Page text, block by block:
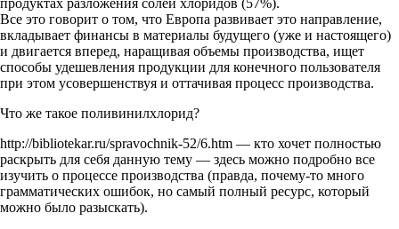
продуктах разложения солей хлоридов (57%).
Все это говорит о том, что Европа развивает это направление,
вкладывает финансы в материалы будущего (уже и настоящего)
и двигается вперед, наращивая объемы производства, ищет
способы удешевления продукции для конечного пользователя
при этом усовершенствуя и оттачивая процесс производства.
Что же такое поливинилхлорид?
http://bibliotekar.ru/spravochnik-52/6.htm — кто хочет полностью
раскрыть для себя данную тему — здесь можно подробно все
изучить о процессе производства (правда, почему-то много
грамматических ошибок, но самый полный ресурс, который
можно было разыскать).